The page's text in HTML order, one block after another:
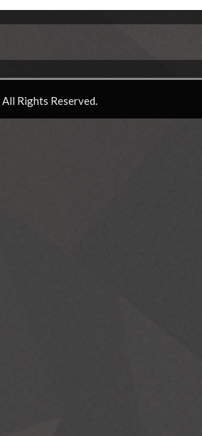
Rights Reserved.